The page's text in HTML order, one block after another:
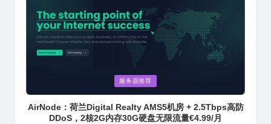
in
服务器推荐
AirNode：荷兰Digital Realty AMS5机房 + 2.5Tbps高防
DDoS，2核2G内存30G硬盘无限流量€4.99/月